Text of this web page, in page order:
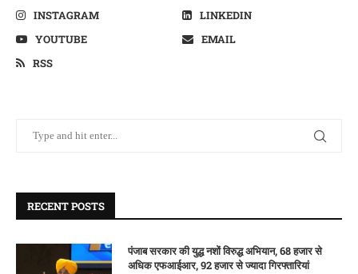
INSTAGRAM
LINKEDIN
YOUTUBE
EMAIL
RSS
RECENT POSTS
पंजाब सरकार की युद्ध नशों विरुद्ध अभियान, 68 हजार से
अधिक एफआईआर, 92 हजार से ज्यादा गिरफ्तारियां